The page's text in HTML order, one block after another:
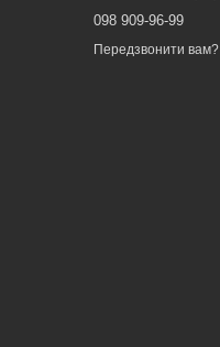
098 909-96-99
Передзвонити вам?